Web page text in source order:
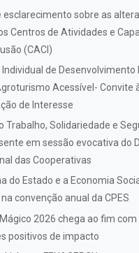
esclarecimento sobre as
Centros de Atividades e
(CACI)
de Desenvolvimento
Acessível- Convite
de Interesse
Trabalho, Solidariedade e
em sessão evocativa do
das Cooperativas
do Estado e a Economia
convenção anual da CPES
2026 chega ao fim com
positivos de impacto